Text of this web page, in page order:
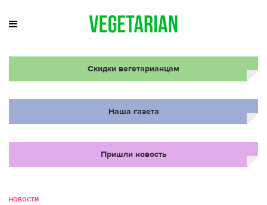
Скидки вегетарианцам
Наша газета
Пришли новость
НОВОСТИ